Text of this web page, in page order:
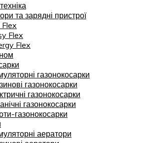
та зарядні пристрої
Flex
Flex
Flex
газонокосарки
газонокосарки
газонокосарки
газонокосарки
газонокосарки
аератори